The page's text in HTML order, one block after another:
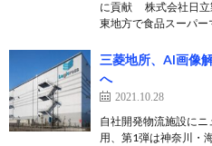
に貢献 株式会社日立
東地方で食品スーパ
三菱地所、AI画像
へ
2021.10.28
自社開発物流施設に
用、第1弾は神奈川・